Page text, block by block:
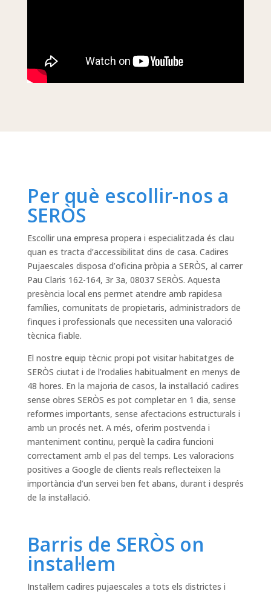
Per què escollir-nos a
SERÒS
Escollir una empresa propera i especialitzada és clau
quan es tracta d’accessibilitat dins de casa. Cadires
Pujaescales disposa d’oficina pròpia a SERÒS, al carrer
Pau Claris 162-164, 3r 3a, 08037 SERÒS. Aquesta
presència local ens permet atendre amb rapidesa
famílies, comunitats de propietaris, administradors de
finques i professionals que necessiten una valoració
tècnica fiable.
El nostre equip tècnic propi pot visitar habitatges de
SERÒS ciutat i de l’rodalies habitualment en menys de
48 hores. En la majoria de casos, la instal·lació cadires
sense obres SERÒS es pot completar en 1 dia, sense
reformes importants, sense afectacions estructurals i
amb un procés net. A més, oferim postvenda i
manteniment continu, perquè la cadira funcioni
correctament amb el pas del temps. Les valoracions
positives a Google de clients reals reflecteixen la
importància d’un servei ben fet abans, durant i després
de la instal·lació.
Barris de SERÒS on
instal·lem
Instal·lem cadires pujaescales a tots els districtes i